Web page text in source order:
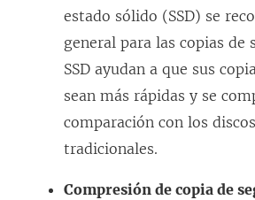
estado sólido (SSD) se
general para las copias de
SSD ayudan a que sus
sean más rápidas y se
comparación con los
tradicionales.
Compresión de copia de